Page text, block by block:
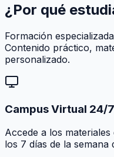
¿Por qué
Formación
Contenido práctico,
personalizado.
Campus Virtual 24/7
Accede a los
los 7 días de la semana